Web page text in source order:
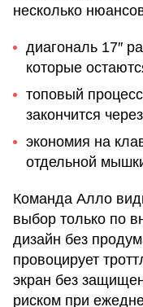
несколько
диагональ 17″
которые
топовый
закончится
экономия на
отдельной
Команда Алло
выбор только по
дизайн без
провоцирует
экран без
риском при